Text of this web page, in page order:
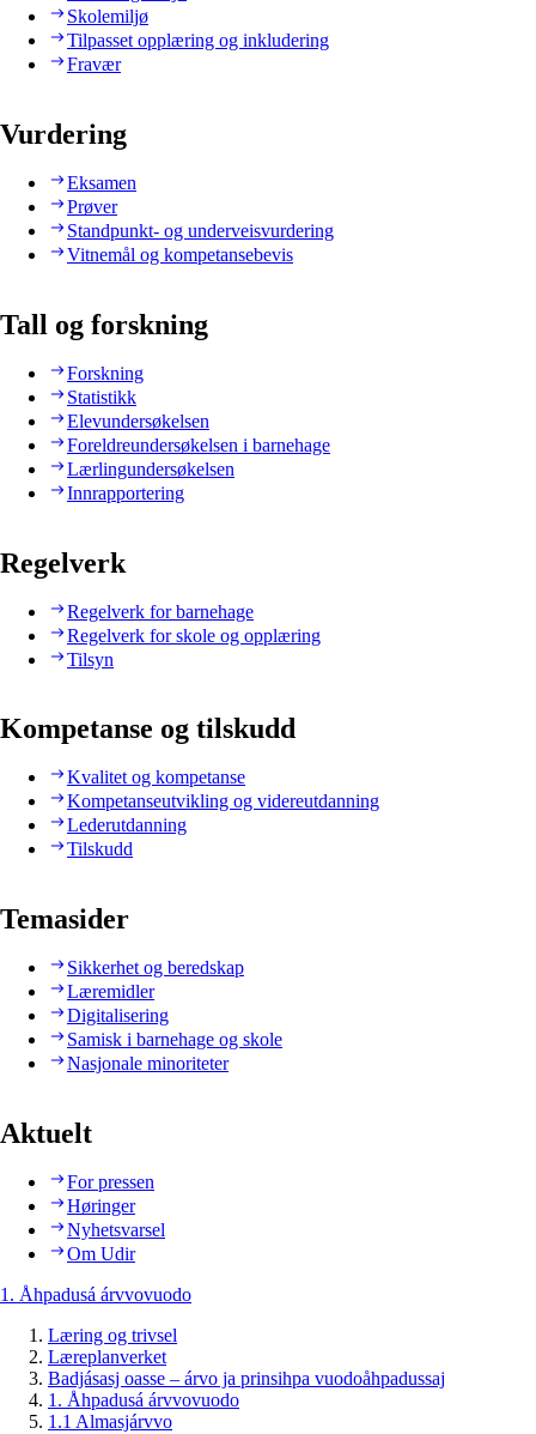
Skolemiljø
Tilpasset opplæring og inkludering
Fravær
Vurdering
Eksamen
Prøver
Standpunkt- og underveisvurdering
Vitnemål og kompetansebevis
Tall og forskning
Forskning
Statistikk
Elevundersøkelsen
Foreldreundersøkelsen i barnehage
Lærlingundersøkelsen
Innrapportering
Regelverk
Regelverk for barnehage
Regelverk for skole og opplæring
Tilsyn
Kompetanse og tilskudd
Kvalitet og kompetanse
Kompetanseutvikling og videreutdanning
Lederutdanning
Tilskudd
Temasider
Sikkerhet og beredskap
Læremidler
Digitalisering
Samisk i barnehage og skole
Nasjonale minoriteter
Aktuelt
For pressen
Høringer
Nyhetsvarsel
Om Udir
1. Åhpadusá árvvovuodo
Læring og trivsel
Læreplanverket
Badjásasj oasse – árvo ja prinsihpa vuodoåhpadussaj
1. Åhpadusá árvvovuodo
1.1 Almasjárvvo